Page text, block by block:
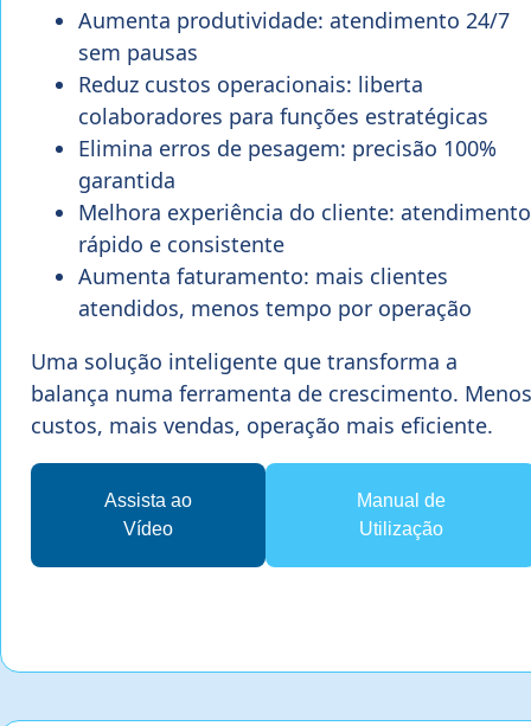
Aumenta produtividade: atendimento 24/7
sem pausas
Reduz custos operacionais: liberta
colaboradores para funções estratégicas
Elimina erros de pesagem: precisão 100%
garantida
Melhora experiência do cliente: atendimento
rápido e consistente
Aumenta faturamento: mais clientes
atendidos, menos tempo por operação
Uma solução inteligente que transforma a
balança numa ferramenta de crescimento. Menos
custos, mais vendas, operação mais eficiente.
Assista ao
Vídeo
Manual de
Utilização